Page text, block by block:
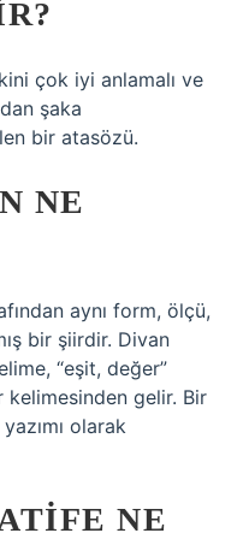
çok iyi anlamalı ve
şaka
bir atasözü.
NE
aynı form, ölçü,
bir şiirdir. Divan
“eşit, değer”
kelimesinden gelir. Bir
olarak
NE